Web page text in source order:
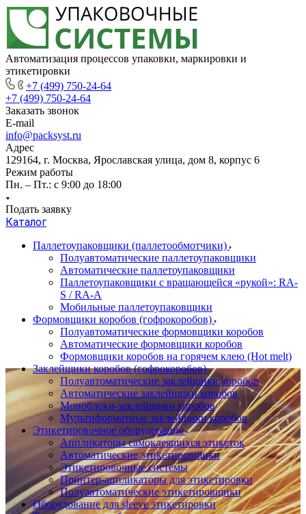
Автоматизация процессов упаковки, маркировки и
этикетировки
+7 (499) 750-24-64
+7 (499) 750-24-64
Заказать звонок
E-mail
info@packsyst.ru
Адрес
129164, г. Москва, Ярославская улица, дом 8, корпус 6
Режим работы
Пн. – Пт.: с 9:00 до 18:00
Подать заявку
Каталог
Паллетоупаковщики (паллетообмотчики)
Полуавтоматические паллетоупаковщики
Автоматические паллетоупаковщики
Паллетоупаковщики с вращающейся «рукой»: RA-
S / RA-A
Мобильные паллетоупаковщики
Формовщики коробов (гофрокоробов)
Полуавтоматические формовщики коробов
Автоматические формовщики коробов
Формовщики коробов на горячем клею (Hot melt)
Заклейщики коробов (гофрокоробов)
Полуавтоматические заклейщики коробов
Автоматические заклейщики коробов
Моноблоки-заклейщики коробов
Мультиформатные заклейщики коробов
Этикетировочное оборудование
Аппликаторы самоклеящихся этикеток
Автоматические этикетировщики
Этикетировочные системы
Принтер-аппликаторы для этикетировки
Полуавтоматические этикетировщики
Оборудование для sleeve этикетировки